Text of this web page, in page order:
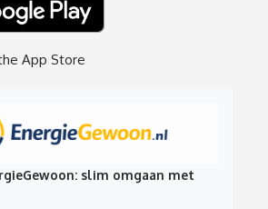
slim omgaan met